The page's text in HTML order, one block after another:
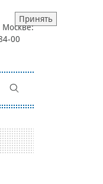
Москве:
00
Принять